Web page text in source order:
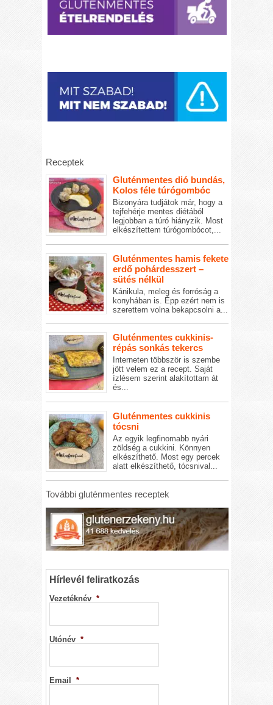
Receptek
Gluténmentes dió bundás,
Kolos féle túrógombóc
Bizonyára tudjátok már, hogy a
tejfehérje mentes diétából
legjobban a túró hiányzik. Most
elkészítettem túrógombócot,...
Gluténmentes hamis fekete
erdő pohárdesszert –
sütés nélkül
Kánikula, meleg és forróság a
konyhában is. Épp ezért nem is
szerettem volna bekapcsolni a...
Gluténmentes cukkinis-
répás sonkás tekercs
Interneten többször is szembe
jött velem ez a recept. Saját
ízlésem szerint alakítottam át
és...
Gluténmentes cukkinis
tócsni
Az egyik legfinomabb nyári
zöldség a cukkini. Könnyen
elkészíthető. Most egy percek
alatt elkészíthető, tócsnival...
További gluténmentes receptek
Hírlevél feliratkozás
Vezetéknév *
Utónév *
Email *